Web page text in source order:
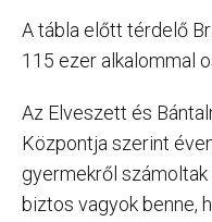
A tábla előtt térdelő
115 ezer alkalommal
Az Elveszett és
Központja szerint
gyermekről
biztos vagyok benne,